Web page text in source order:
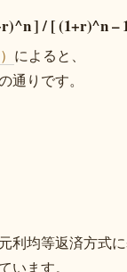
] / [ (1+r)^n –
によると、
通りです。
利均等返済方式
います。